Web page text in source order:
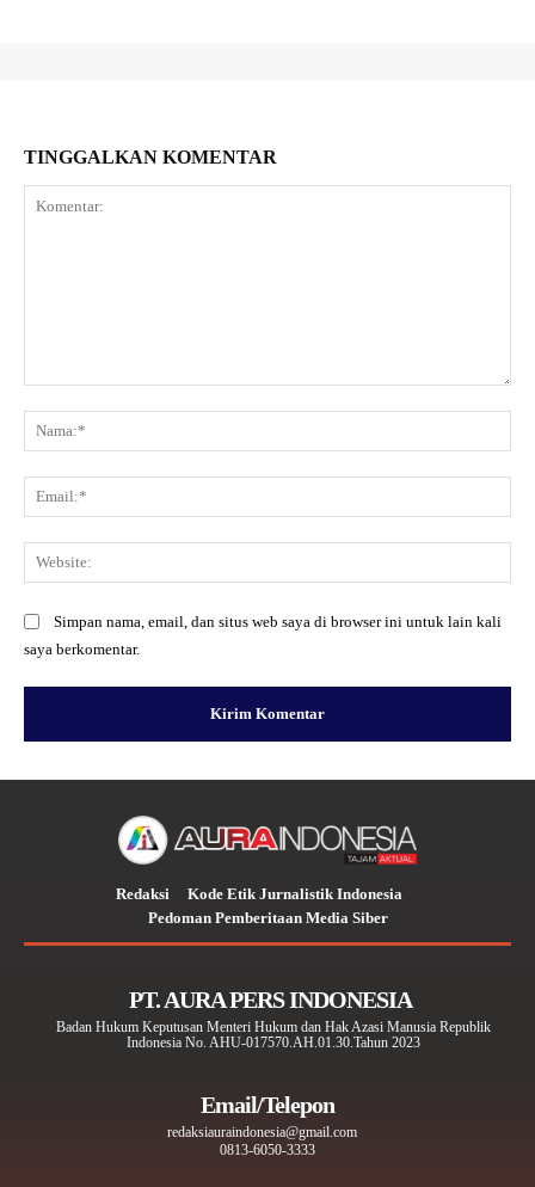
TINGGALKAN KOMENTAR
Simpan nama, email, dan situs web saya di browser ini untuk lain kali
saya berkomentar.
Redaksi
Kode Etik Jurnalistik Indonesia
Pedoman Pemberitaan Media Siber
PT. AURA PERS INDONESIA
Badan Hukum Keputusan Menteri Hukum dan Hak Azasi Manusia Republik
Indonesia No. AHU-017570.AH.01.30.Tahun 2023
Email/Telepon
redaksiauraindonesia@gmail.com
0813-6050-3333